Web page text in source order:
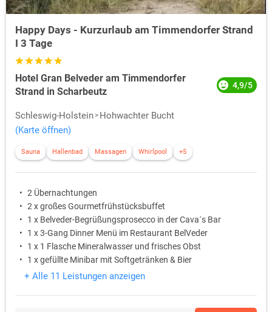
Happy Days - Kurzurlaub am Timmendorfer Strand
I 3 Tage
Hotel Gran Belveder am Timmendorfer
Strand in Scharbeutz
4,9/5
Schleswig-Holstein
Hohwachter Bucht
(Karte öffnen)
Sauna Hallenbad Massagen Whirlpool +5
2 Übernachtungen
2 x großes Gourmetfrühstücksbuffet
1 x Belveder-Begrüßungsprosecco in der Cava´s Bar
1 x 3-Gang Dinner Menü im Restaurant BelVeder
1 x 1 Flasche Mineralwasser und frisches Obst
1 x gefüllte Minibar mit Softgetränken & Bier
+ Alle 11 Leistungen anzeigen